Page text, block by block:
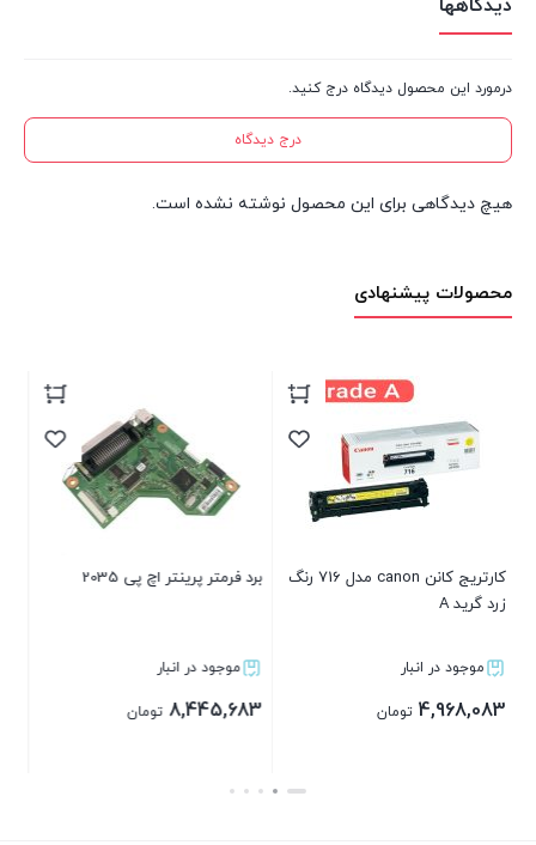
سایز کپی : A۳
نوع چاپ : تک رنگ : تک رنگ
قابلیت‌های دستگاه : قابلیت کپی
دیدگاهها
درمورد این محصول دیدگاه درج کنید.
درج دیدگاه
هیچ دیدگاهی برای این محصول نوشته نشده است.
محصولات پیشنهادی
پرینتر اچ پی 2035
در انبار
تومان
پرینتر سامسونگ ام ال 2160
موجود در انبار
57,670,337 تومان
کارتریج